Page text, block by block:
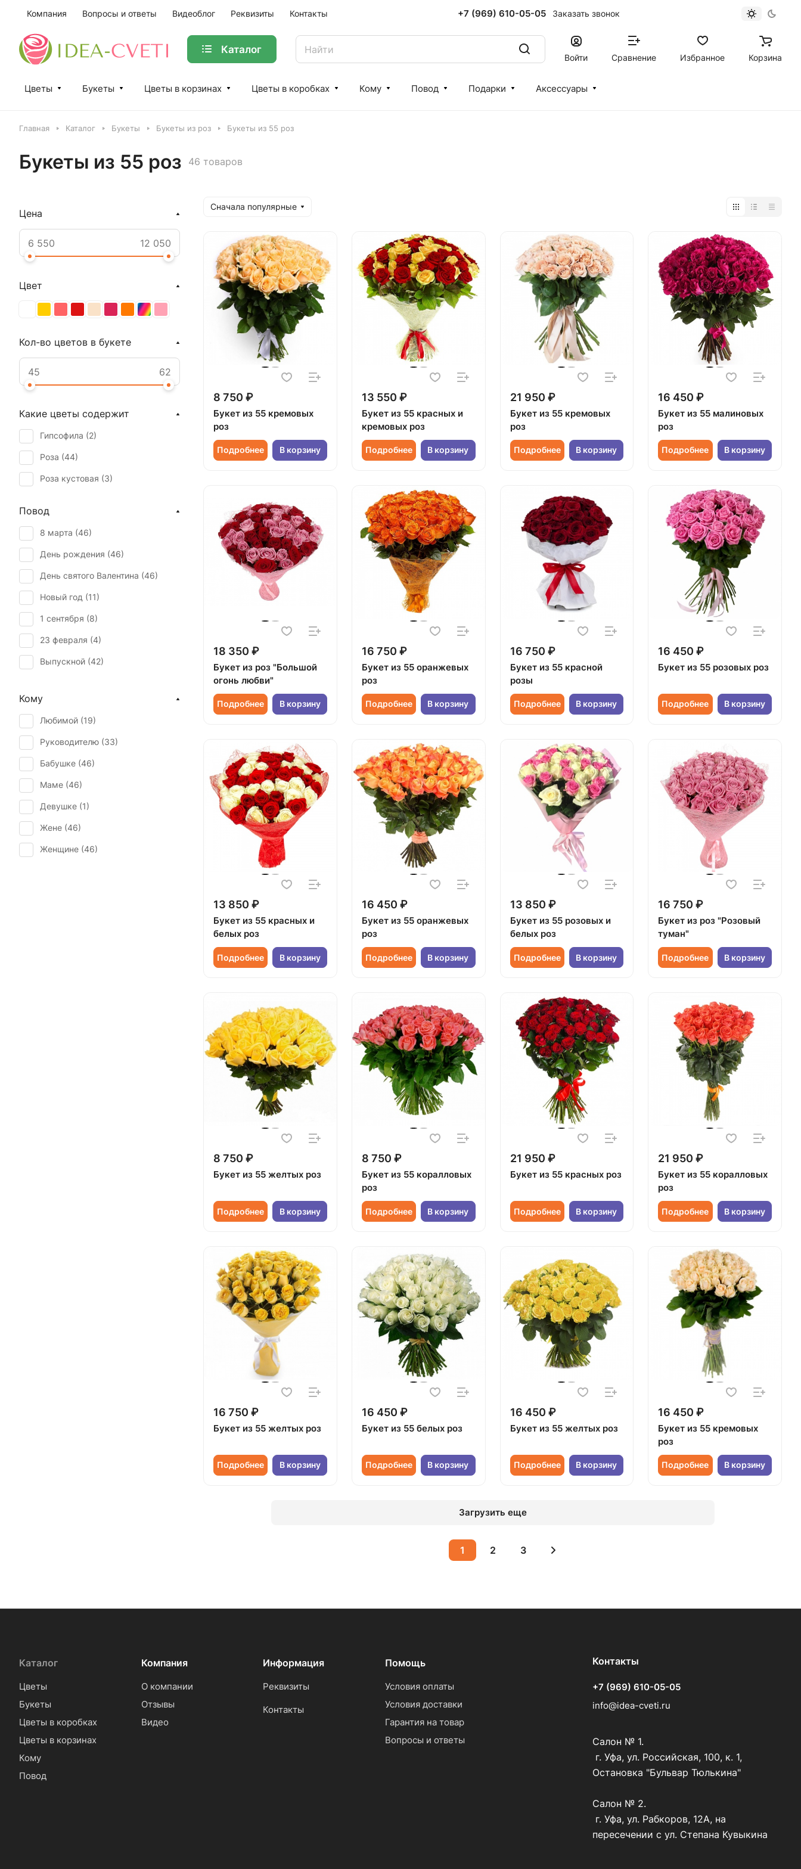
Компания Вопросы и ответы Видеоблог Реквизиты Контакты +7 (969) 610-05-05 Заказать звонок
Каталог
Войти Сравнение Избранное Корзина
Цветы Букеты Цветы в корзинах Цветы в коробках Кому Повод Подарки Аксессуары
Главная Каталог Букеты Букеты из роз Букеты из 55 роз
Букеты из 55 роз 46 товаров
Сначала популярные
8 750 ₽
Букет из 55 кремовых
роз
Подробнее В корзину
13 550 ₽
Букет из 55 красных и
кремовых роз
Подробнее В корзину
21 950 ₽
Букет из 55 кремовых
роз
Подробнее В корзину
16 450 ₽
Букет из 55 малиновых
роз
Подробнее В корзину
18 350 ₽
Букет из роз "Большой
огонь любви"
Подробнее В корзину
16 750 ₽
Букет из 55 оранжевых
роз
Подробнее В корзину
16 750 ₽
Букет из 55 красной
розы
Подробнее В корзину
16 450 ₽
Букет из 55 розовых роз
Подробнее В корзину
13 850 ₽
Букет из 55 красных и
белых роз
Подробнее В корзину
16 450 ₽
Букет из 55 оранжевых
роз
Подробнее В корзину
13 850 ₽
Букет из 55 розовых и
белых роз
Подробнее В корзину
16 750 ₽
Букет из роз "Розовый
туман"
Подробнее В корзину
8 750 ₽
Букет из 55 желтых роз
Подробнее В корзину
8 750 ₽
Букет из 55 коралловых
роз
Подробнее В корзину
21 950 ₽
Букет из 55 красных роз
Подробнее В корзину
21 950 ₽
Букет из 55 коралловых
роз
Подробнее В корзину
16 750 ₽
Букет из 55 желтых роз
Подробнее В корзину
16 450 ₽
Букет из 55 белых роз
Подробнее В корзину
16 450 ₽
Букет из 55 желтых роз
Подробнее В корзину
16 450 ₽
Букет из 55 кремовых
роз
Подробнее В корзину
Загрузить еще
1 2 3
Цена
Цвет
Кол-во цветов в букете
Какие цветы содержит
Гипсофила (2)
Роза (44)
Роза кустовая (3)
Повод
8 марта (46)
День рождения (46)
День святого Валентина (46)
Новый год (11)
1 сентября (8)
23 февраля (4)
Выпускной (42)
День учителя (
Пасха (5)
Первое свидание (46
Последний звонок (
Рождение ребенка (
Рождество (
Свадьба (
Татьянин день (
Кому
Любимой (19)
Руководителю (33)
Бабушке (46)
Маме (46)
Девушке (1)
Жене (46)
Женщине (46)
Каталог
Цветы
Букеты
Цветы в коробках
Цветы в корзинах
Кому
Повод
Компания
О компании
Отзывы
Видео
Информация
Реквизиты
Контакты
Помощь
Условия оплаты
Условия доставки
Гарантия на товар
Вопросы и ответы
Контакты
+7 (969) 610-05-05
info@idea-cveti.ru
Салон № 1.
г. Уфа, ул. Российская, 100, к. 1,
Остановка "Бульвар Тюлькина"
Салон № 2.
г. Уфа, ул. Рабкоров, 12А, на
пересечении с ул. Степана Кувыкина